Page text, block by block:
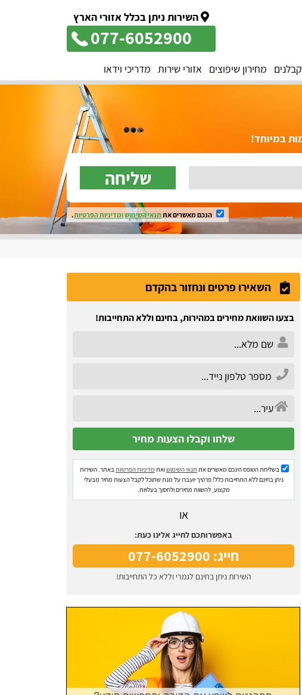
השירות ניתן בכלל אזורי הארץ
077-6052900
קבלנים מחירון שיפוצים אזורי שירות מדריכי וידאו
שליחה
הנכם מאשרים את תנאי השימושומדיניות הפרטיות.
השאירו פרטים ונחזור בהקדם
בצעו השוואת מחירים במהירות, בחינם וללא התחייבות!
בשליחת הטופס הינכם מאשרים את תנאי השימושואת מדיניות הפרטיותבאתר. השירות
ניתן בחינם ללא התחייבות כלל! פרטיך יועברו על מנת שתוכל לקבל הצעות מחיר מבעלי
מקצוע, להשוות מחירים ולחסוך בעלויות.
או
באפשרותכם לחייג אלינו כעת:
חייג: 077-6052900
השירות ניתן בחינם לגמרי וללא כל התחייבות!